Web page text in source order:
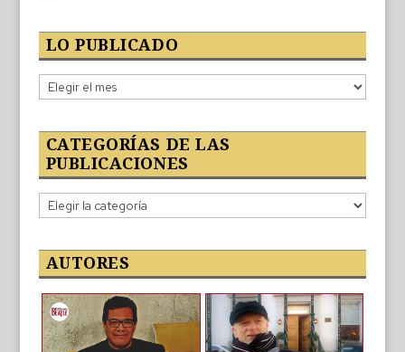
LO PUBLICADO
Lo
publicado
CATEGORÍAS DE LAS
PUBLICACIONES
Categorías
de
publicaciones
AUTORES